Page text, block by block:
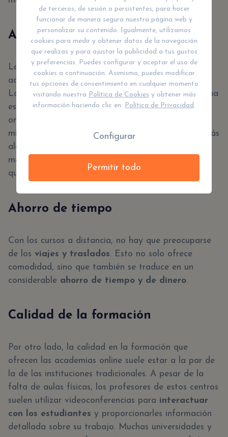
Accesibilidad
Las academias online también son mucho más
accesibles que los centros de estudio tradicionales.
Los alumnos que no pueden asistir físicamente a una
escuela tradicional pueden aprovechar las escuelas
online y estudiar en la comodidad de su hogar. Del
mismo modo, los estudiantes que viven en zonas más
alejadas también pueden beneficiarse de esta
modalidad de enseñanza, dándoles acceso a cursos
que, de otro modo, serían inaccesibles.
Ahorro de tiempo
Con los cursos a distancia, no hay que preocuparse
de los viajes y traslados. Esto no solo ofrece
comodidad, sino que también se traduce en un
considerable ahorro de tiempo y de dinero.
Calidad de la formación
Por otro lado, la calidad en la formación que
ofrecen las academias online suele estar a la par de
la de las instituciones tradicionales. A pesar de la
falta de aulas físicas, los profesores de estos centros
suelen utilizar videoconferencias para interactuar
con los estudiantes y proporcionarles información
detallada sobre su trabajo. Muchas universidades y
de terceros, de sesión o persistentes, para hacer
funcionar de manera segura nuestra página web y
personalizar su contenido. Igualmente, utilizamos
cookies para medir y obtener datos de la navegación
que realizas y para ajustar la publicidad a tus gustos
y preferencias. Puedes configurar y aceptar el uso de
cookies a continuación. Asimismo, puedes modificar
tus opciones de consentimiento en cualquier momento
visitando nuestra Política de Cookies y obtener más
información haciendo clic en: Política de Privacidad.
Configurar
Permitir todo